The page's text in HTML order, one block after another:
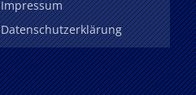
Impressum
Datenschutzerklärung